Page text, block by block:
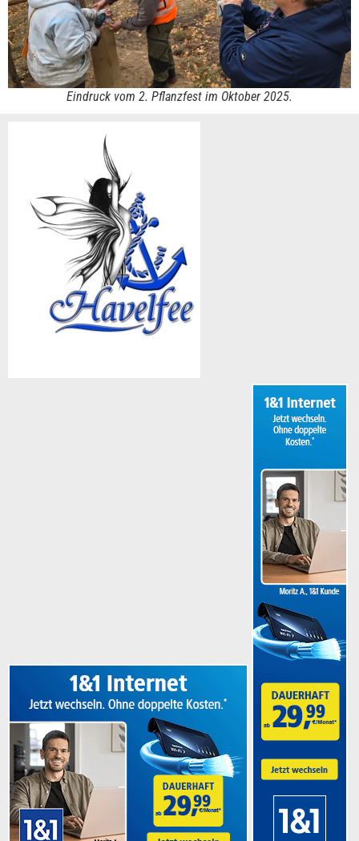
Eindruck vom 2. Pflanzfest im Oktober 2025.